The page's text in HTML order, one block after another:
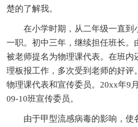
楚的了解我。
在小学时期，从二年级一直到
一职。初中三年，继续担任班长。
被老师提名为物理课代表。在班内
理板报工作，多次受到老师的好评
物理课代表和宣传委员。20xx年9
09-10班宣传委员。
由于甲型流感病毒的影响，使